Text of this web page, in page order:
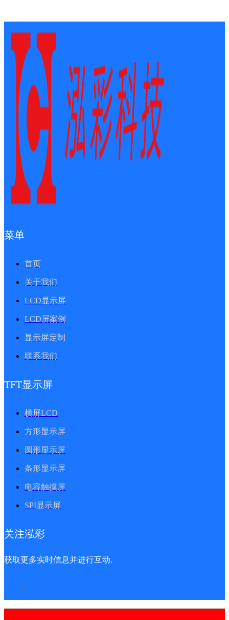
菜单
首页
关于我们
LCD显示屏
LCD屏案例
显示屏定制
联系我们
TFT显示屏
横屏LCD
方形显示屏
圆形显示屏
条形显示屏
电容触摸屏
SPI显示屏
关注泓彩
获取更多实时信息并进行互动.